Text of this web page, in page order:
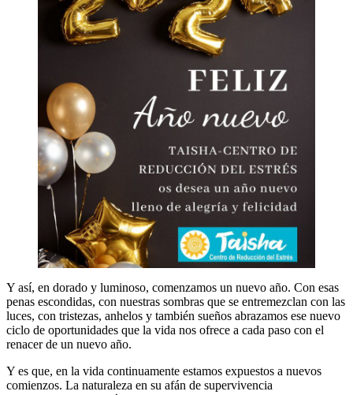
Y así, en dorado y luminoso, comenzamos un nuevo año. Con esas
penas escondidas, con nuestras sombras que se entremezclan con las
luces, con tristezas, anhelos y también sueños abrazamos ese nuevo
ciclo de oportunidades que la vida nos ofrece a cada paso con el
renacer de un nuevo año.
Y es que, en la vida continuamente estamos expuestos a nuevos
comienzos. La naturaleza en su afán de supervivencia